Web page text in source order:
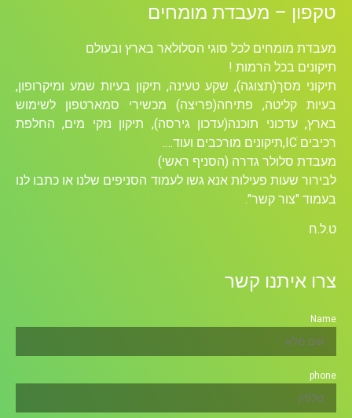
טקפון – מעבדת מומחים
מעבדת מומחים לכל סוגי הסלולאר בארץ ובעולם
תיקונים בכל הרמות !
תיקוני מסך(תצוגה), שקע טעינה, תיקון בעיות שמע ומיקרופון,
בעיות קליטה, פתיחה(פריצה) מכשירי סמארטפון לשימוש
בארץ, עדכוני תוכנה(עדכון גירסה), תיקון נזקי מים, החלפת
רכיבים ICׁ,תיקונים מורכבים ועוד….
מעבדת סלולר גדרה (הסניף ראשי)
לבירור שעות פעילות אנא גשו לעמוד הסניפים שלנו או כתבו לנו
בעמוד "צור קשר".
ט.ל.ח
צרו איתנו קשר
Name
phone